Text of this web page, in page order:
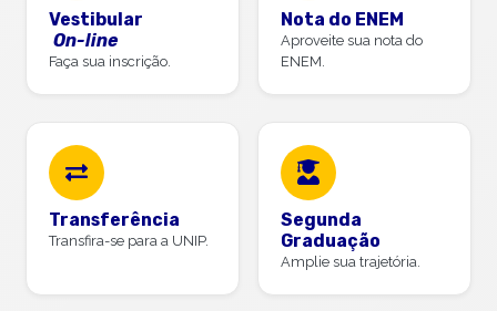
Vestibular
On-line
Faça sua inscrição.
Nota do ENEM
Aproveite sua nota do
ENEM.
Transferência
Transfira-se para a UNIP.
Segunda
Graduação
Amplie sua trajetória.